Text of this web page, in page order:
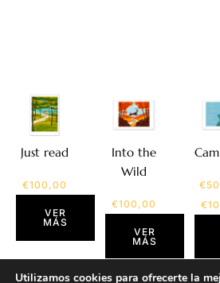
Just read
€100,00
VER
MÁS
Into the
Wild
€100,00
VER
MÁS
€
€
Utilizamos cookies para ofrecerte la